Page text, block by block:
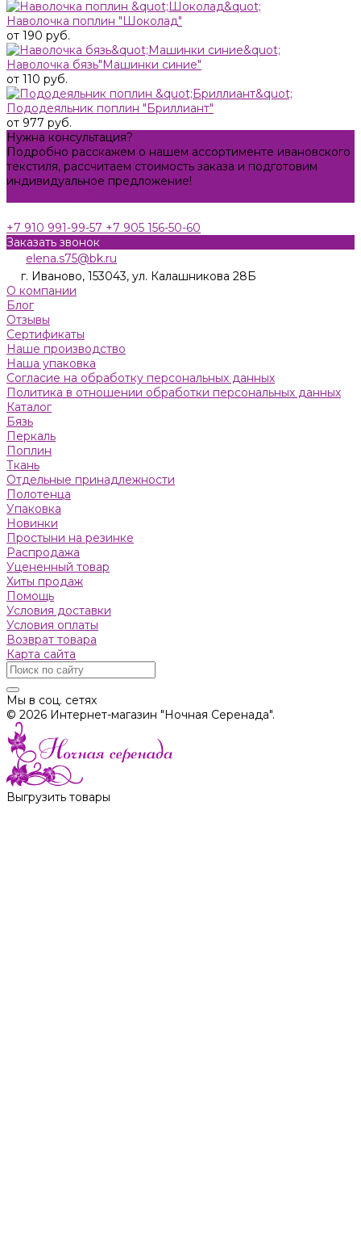
Наволочка поплин "Шоколад"
от 190 руб.
Наволочка бязь"Машинки синие"
от 110 руб.
Пододеяльник поплин "Бриллиант"
от 977 руб.
Нужна консультация?
Подробно расскажем о нашем ассортименте ивановского
текстиля, рассчитаем стоимость заказа и подготовим
индивидуальное предложение!
+7 910 991-99-57 +7 905 156-50-60
Заказать звонок
elena.s75@bk.ru
г. Иваново, 153043, ул. Калашникова 28Б
О компании
Блог
Отзывы
Сертификаты
Наше производство
Наша упаковка
Согласие на обработку персональных данных
Политика в отношении обработки персональных данных
Каталог
Бязь
Пeркaль
Поплин
Ткань
Отдельные принадлежности
Полотенца
Упаковка
Новинки
Простыни на резинке
Распродажа
Уцененный товар
Хиты продаж
Помощь
Условия доставки
Условия оплаты
Возврат товара
Карта сайта
Мы в соц. сетях
© 2026 Интернет-магазин "Ночная Серенада".
Выгрузить товары